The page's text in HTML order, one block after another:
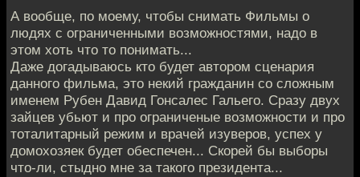
А вообще, по моему, чтобы снимать Фильмы о
людях с ограниченными возможностями, надо в
этом хоть что то понимать...
Даже догадываюсь кто будет автором сценария
данного фильма, это некий гражданин со сложным
именем Рубен Давид Гонсалес Гальего. Сразу двух
зайцев убьют и про ограниченые возможности и про
тоталитарный режим и врачей изуверов, успех у
домохозяек будет обеспечен... Скорей бы выборы
что-ли, стыдно мне за такого президента...